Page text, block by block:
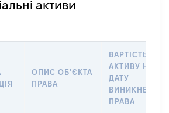
активи
ОПИС ОБ'ЄКТА
ПРАВА
ВАРТІСТЬ
АКТИВУ НА
ДАТУ
ВИНИКНЕННЯ
ПРАВА